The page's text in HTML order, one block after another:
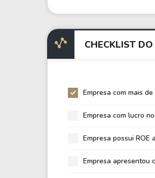
P/Ativo
Giro de Ativos
ROE
CHECKLIST
Empresa com mais
Empresa com lucro
Empresa possui ROE
Empresa apresentou